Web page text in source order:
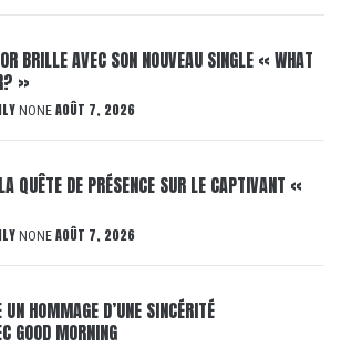
BRILLE AVEC SON NOUVEAU SINGLE « WHAT
»
NONE AOÛT 7, 2026
QUÊTE DE PRÉSENCE SUR LE CAPTIVANT «
NONE AOÛT 7, 2026
HOMMAGE D’UNE SINCÉRITÉ
GOOD MORNING